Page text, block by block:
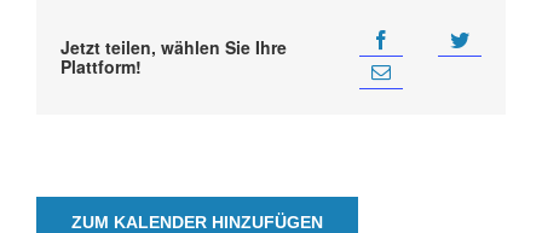
Jetzt teilen, wählen Sie Ihre
Plattform!
ZUM KALENDER HINZUFÜGEN